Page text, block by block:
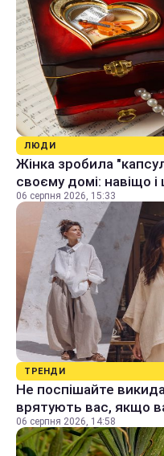
ЛЮДИ
Жінка зробила
своєму домі: навіщо
06 серпня 2026, 15:33
ТРЕНДИ
Не поспішайте
врятують вас, якщо
06 серпня 2026, 14:58